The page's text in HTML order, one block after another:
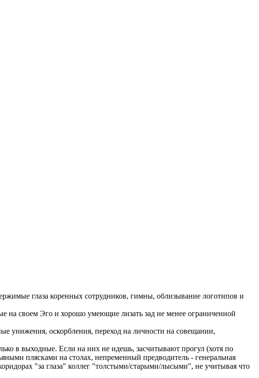
глаза коренных сотрудников, гимны, облизывание логотипов и
на своем Эго и хорошо умеющие лизать зад не менее ограниченной
унижения, оскорбления, переход на личности на совещании,
в выходные. Если на них не идешь, засчитывают прогул (хотя по
плясками на столах, непременный предводитель - генеральная
"за глаза" коллег "толстыми/старыми/лысыми", не учитывая что